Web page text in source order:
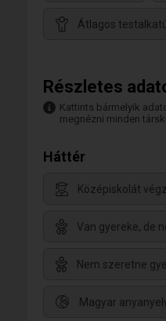
Átlagos
Részletes
Kattints bármelyik
megnézni minden
Háttér
Középiskolát
Van gyereke, de
Nem szeretne
Magyar